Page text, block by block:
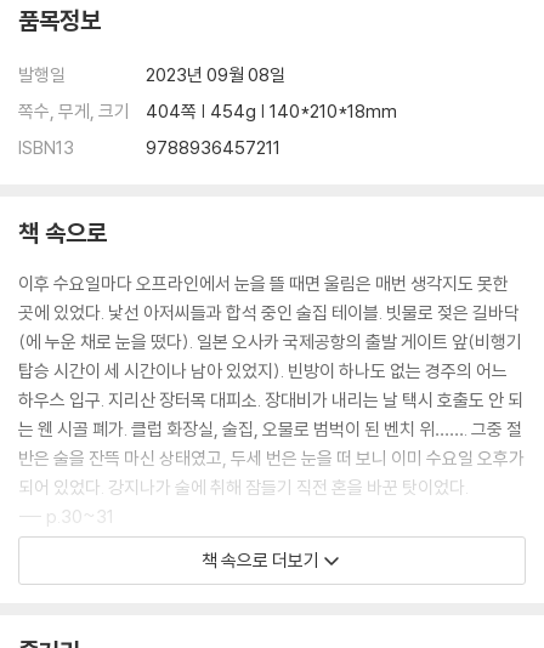
품목정보
발행일
2023년 09월 08일
쪽수, 무게, 크기
404쪽 | 454g | 140*210*18mm
ISBN13
9788936457211
책 속으로
이후 수요일마다 오프라인에서 눈을 뜰 때면 울림은 매번 생각지도 못한
곳에 있었다. 낯선 아저씨들과 합석 중인 술집 테이블. 빗물로 젖은 길바닥
(에 누운 채로 눈을 떴다). 일본 오사카 국제공항의 출발 게이트 앞(비행기
탑승 시간이 세 시간이나 남아 있었지). 빈방이 하나도 없는 경주의 어느
하우스 입구. 지리산 장터목 대피소. 장대비가 내리는 날 택시 호출도 안 되
는 웬 시골 폐가. 클럽 화장실, 술집, 오물로 범벅이 된 벤치 위……. 그중 절
반은 술을 잔뜩 마신 상태였고, 두세 번은 눈을 떠 보니 이미 수요일 오후가
되어 있었다. 강지나가 술에 취해 잠들기 직전 혼을 바꾼 탓이었다.
--- p.30~31
최 사장 같은 옛날 사람들이 여전히 ‘현실’이라 부르는 이 세계가 굴러가는
책 속으로 더보기